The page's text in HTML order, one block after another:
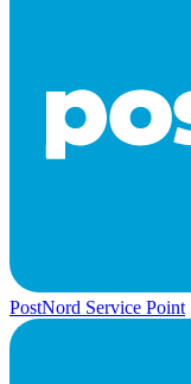
PostNord Service Point